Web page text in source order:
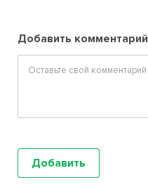
Добавить комментарий